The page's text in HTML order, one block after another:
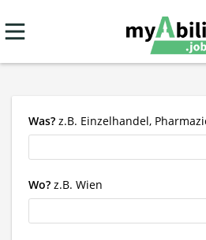
Was? z.B. Einzelhandel,
Wo? z.B. Wien